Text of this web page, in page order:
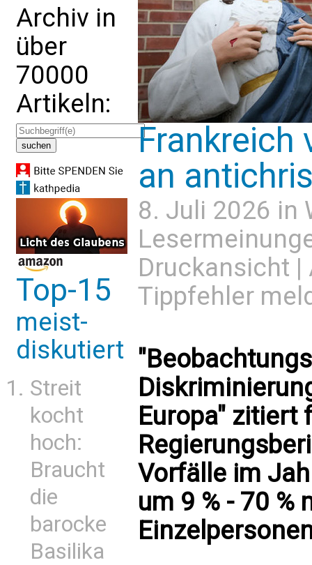
Archiv in
über
70000
Artikeln:
Top-15
meist-
diskutiert
Streit
kocht
hoch:
Braucht
die
barocke
Basilika
Frankreich
an
8. Juli 2026 in
Druckansicht |
Tippfehler
Europa" zitiert
Vorfälle im
um 9 % - 70